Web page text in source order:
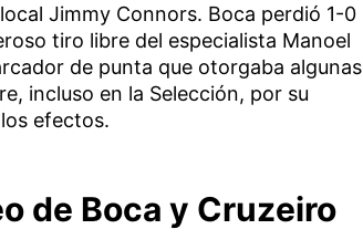
Jimmy Connors. Boca perdió 1-0
tiro libre del especialista Manoel
de punta que otorgaba algunas
incluso en la Selección, por su
efectos.
de Boca y Cruzeiro